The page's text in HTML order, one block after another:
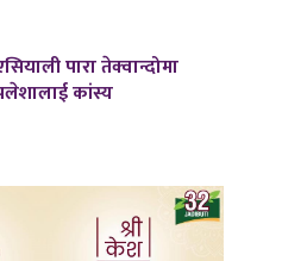
पारा तेक्वान्दोमा
कांस्य